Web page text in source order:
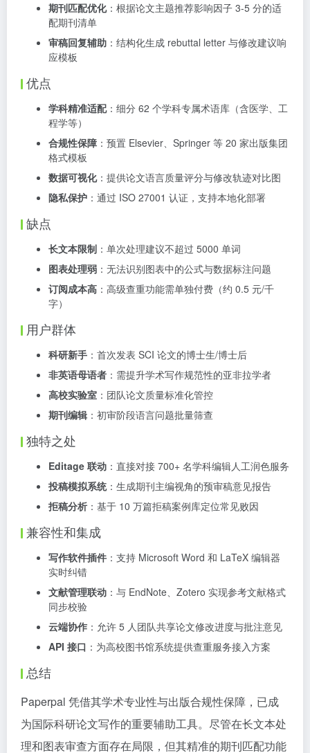
期刊匹配优化：根据论文主题推荐影响因子 3-5 分的适
配期刊清单
审稿回复辅助 ：结构化生成 rebuttal letter 与修改建议响
应模板
优点
学科精准适配：细分 62 个学科专属术语库（含医学、工
程学等）
合规性保障 ：预置 Elsevier、Springer 等 20 家出版集团
格式模板
数据可视化：提供论文语言质量评分与修改轨迹对比图
隐私保护 ：通过 ISO 27001 认证，支持本地化部署
缺点
长文本限制 ：单次处理建议不超过 5000 单词
图表处理弱 ：无法识别图表中的公式与数据标注问题
订阅成本高 ：高级查重功能需单独付费（约 0.5 元/千
字）
用户群体
科研新手 ：首次发表 SCI 论文的博士生/博士后
非英语母语者 ：需提升学术写作规范性的亚非拉学者
高校实验室 ：团队论文质量标准化管控
期刊编辑 ：初审阶段语言问题批量筛查
独特之处
Editage 联动 ：直接对接 700+ 名学科编辑人工润色服务
投稿模拟系统：生成期刊主编视角的预审稿意见报告
拒稿分析 ：基于 10 万篇拒稿案例库定位常见败因
兼容性和集成
写作软件插件 ：支持 Microsoft Word 和 LaTeX 编辑器
实时纠错
文献管理联动 ：与 EndNote、Zotero 实现参考文献格式
同步校验
云端协作 ：允许 5 人团队共享论文修改进度与批注意见
API 接口 ：为高校图书馆系统提供查重服务接入方案
总结
Paperpal 凭借其学术专业性与出版合规性保障，已成
为国际科研论文写作的重要辅助工具。尽管在长文本处
理和图表审查方面存在局限，但其精准的期刊匹配功能